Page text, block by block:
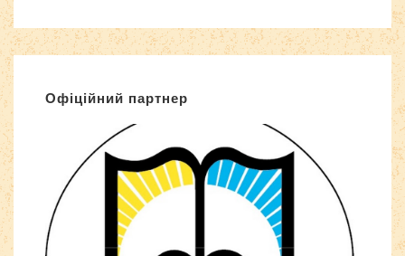
Офіційний партнер